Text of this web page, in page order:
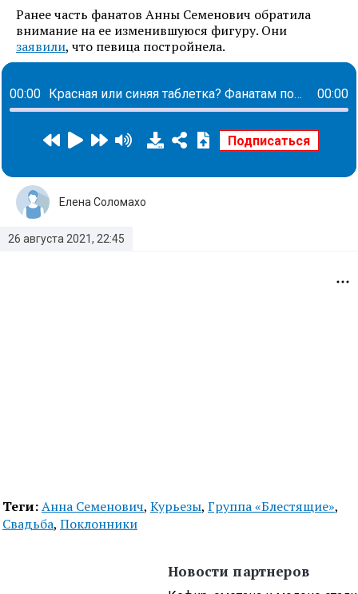
Ранее часть фанатов Анны Семенович обратила
внимание на ее изменившуюся фигуру. Они
заявили, что певица постройнела.
00:00 Красная или синяя таблетка? Фанатам показали трейлер «Матрицы-4» 00:00
26 августа 2021, 22:45
Елена Соломахо
Теги:Анна Семенович, Курьезы, Группа «Блестящие»,
Свадьба, Поклонники
Новости партнеров